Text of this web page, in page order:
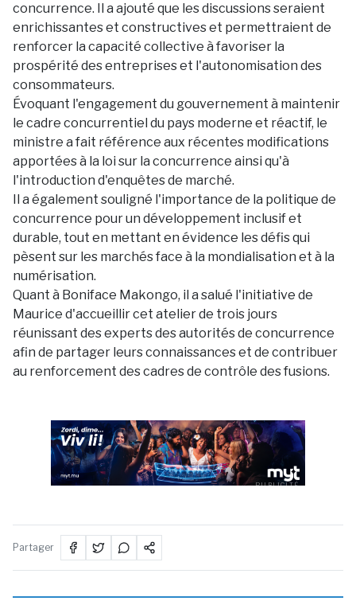
concurrence. Il a ajouté que les discussions seraient
enrichissantes et constructives et permettraient de
renforcer la capacité collective à favoriser la
prospérité des entreprises et l'autonomisation des
consommateurs.
Évoquant l'engagement du gouvernement à maintenir
le cadre concurrentiel du pays moderne et réactif, le
ministre a fait référence aux récentes modifications
apportées à la loi sur la concurrence ainsi qu'à
l'introduction d'enquêtes de marché.
Il a également souligné l'importance de la politique de
concurrence pour un développement inclusif et
durable, tout en mettant en évidence les défis qui
pèsent sur les marchés face à la mondialisation et à la
numérisation.
Quant à Boniface Makongo, il a salué l'initiative de
Maurice d'accueillir cet atelier de trois jours
réunissant des experts des autorités de concurrence
afin de partager leurs connaissances et de contribuer
au renforcement des cadres de contrôle des fusions.
PUBLICITÉ
Partager